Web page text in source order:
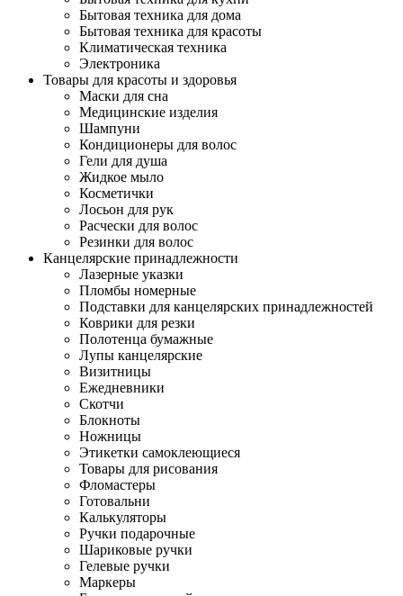
Бытовая техника для дома
Бытовая техника для красоты
Климатическая техника
Электроника
Товары для красоты и здоровья
Маски для сна
Медицинские изделия
Шампуни
Кондиционеры для волос
Гели для душа
Жидкое мыло
Косметички
Лосьон для рук
Расчески для волос
Резинки для волос
Канцелярские принадлежности
Лазерные указки
Пломбы номерные
Подставки для канцелярских принадлежностей
Коврики для резки
Полотенца бумажные
Лупы канцелярские
Визитницы
Ежедневники
Скотчи
Блокноты
Ножницы
Этикетки самоклеющиеся
Товары для рисования
Фломастеры
Готовальни
Калькуляторы
Ручки подарочные
Шариковые ручки
Гелевые ручки
Маркеры